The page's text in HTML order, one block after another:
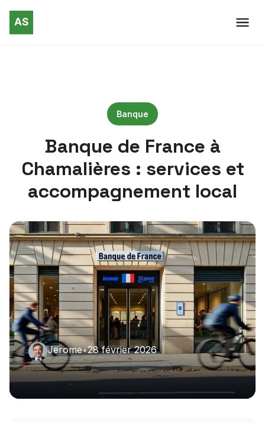
Banque
Banque de France à
Chamalières : services et
accompagnement local
Jerome•28 février 2026